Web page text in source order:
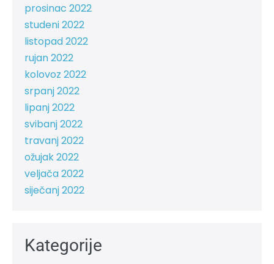
prosinac 2022
studeni 2022
listopad 2022
rujan 2022
kolovoz 2022
srpanj 2022
lipanj 2022
svibanj 2022
travanj 2022
ožujak 2022
veljača 2022
siječanj 2022
Kategorije